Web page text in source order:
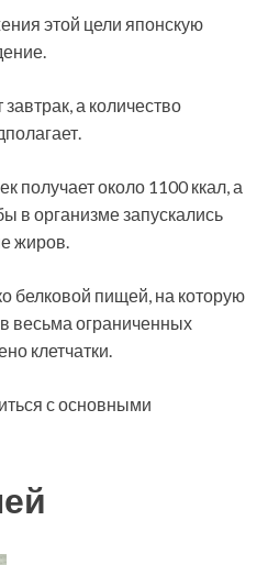
этой цели японскую
а количество
получает около 1100 ккал, а
в организме запускались
жиров.
белковой пищей, на которую
весьма ограниченных
клетчатки.
с основными